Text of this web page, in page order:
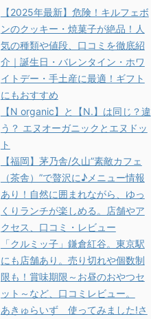
【2025年最新】危険！キルフェボ
ンのクッキー・焼菓子が絶品！人
気の種類や値段、口コミを徹底紹
介｜誕生日・バレンタイン・ホワ
イトデー・手土産に最適！ギフト
にもおすすめ
【N organic】と【N.】は同じ？違
う？ エヌオーガニックとエヌドッ
ト
【福岡】茅乃舎/久山”素敵カフェ
（茶舎）”で贅沢に♪メニュー情報
あり！自然に囲まれながら、ゆっ
くりランチが楽しめる。店舗やア
クセス、口コミ・レビュー
「クルミッ子」鎌倉紅谷。東京駅
にも店舗あり。売り切れや個数制
限も！賞味期限～お昼のおやつセ
ット～など、口コミレビュー。
あきゅらいず 使ってみました!さ